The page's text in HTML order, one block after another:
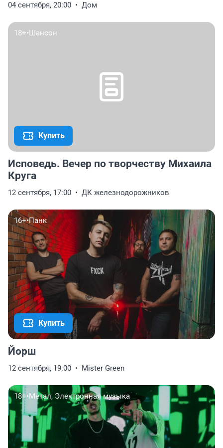
04 сентября, 20:00 Дом
18+•Шансон
Купить
Исповедь. Вечер по творчеству Михаила
Круга
12 сентября, 17:00 ДК железнодорожников
16+•Панк
Купить
Йорш
12 сентября, 19:00 Mister Green
18+•Метал, Электронная музыка